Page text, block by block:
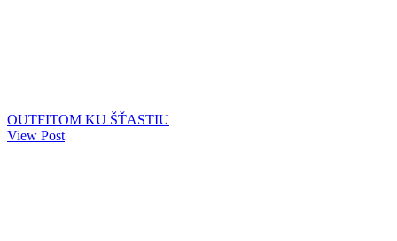
OUTFITOM KU ŠŤASTIU
View Post